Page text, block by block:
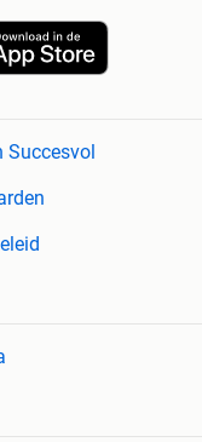
Succesvol